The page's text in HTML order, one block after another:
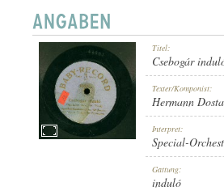
INDULÓ
1907 KÖRÜL
Titel:
Csebogár
Texter/Komponist:
Hermann
Interpret:
Special-
Gattung:
induló